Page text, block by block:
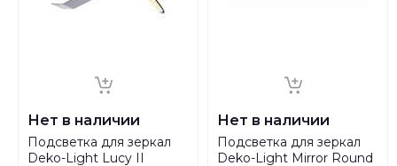
Нет в наличии
Подсветка для зеркал
Deko-Light Lucy II
Нет в наличии
Подсветка для зеркал
Deko-Light Mirror Round